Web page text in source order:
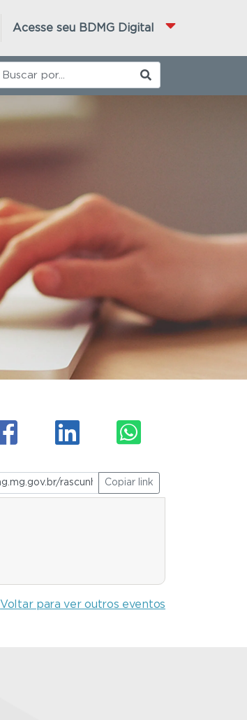
Acesse seu BDMG Digital
Copiar link
Voltar para ver outros eventos